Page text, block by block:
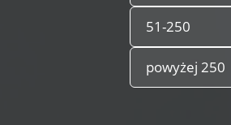
51-250
powyżej 250